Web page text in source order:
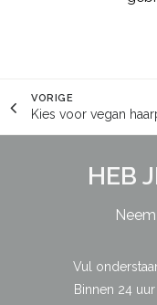
VORIGE
Kies voor vegan
HEB
Vul
Binnen 24